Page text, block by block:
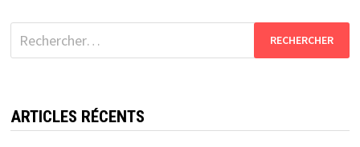
Rechercher :
ARTICLES RÉCENTS